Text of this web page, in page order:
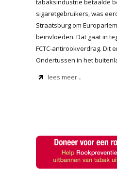
tabaksindustrie betaalde
sigaretgebruikers, was
Straatsburg om
beïnvloeden. Dat gaat in
FCTC-antirookverdrag. Dit
Ondertussen in het
lees meer...